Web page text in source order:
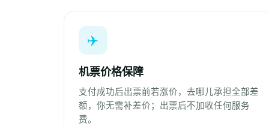
✈️
机票价格保障
支付成功后出票前若涨价，去哪儿承担全部差
额，你无需补差价；出票后不加收任何服务
费。